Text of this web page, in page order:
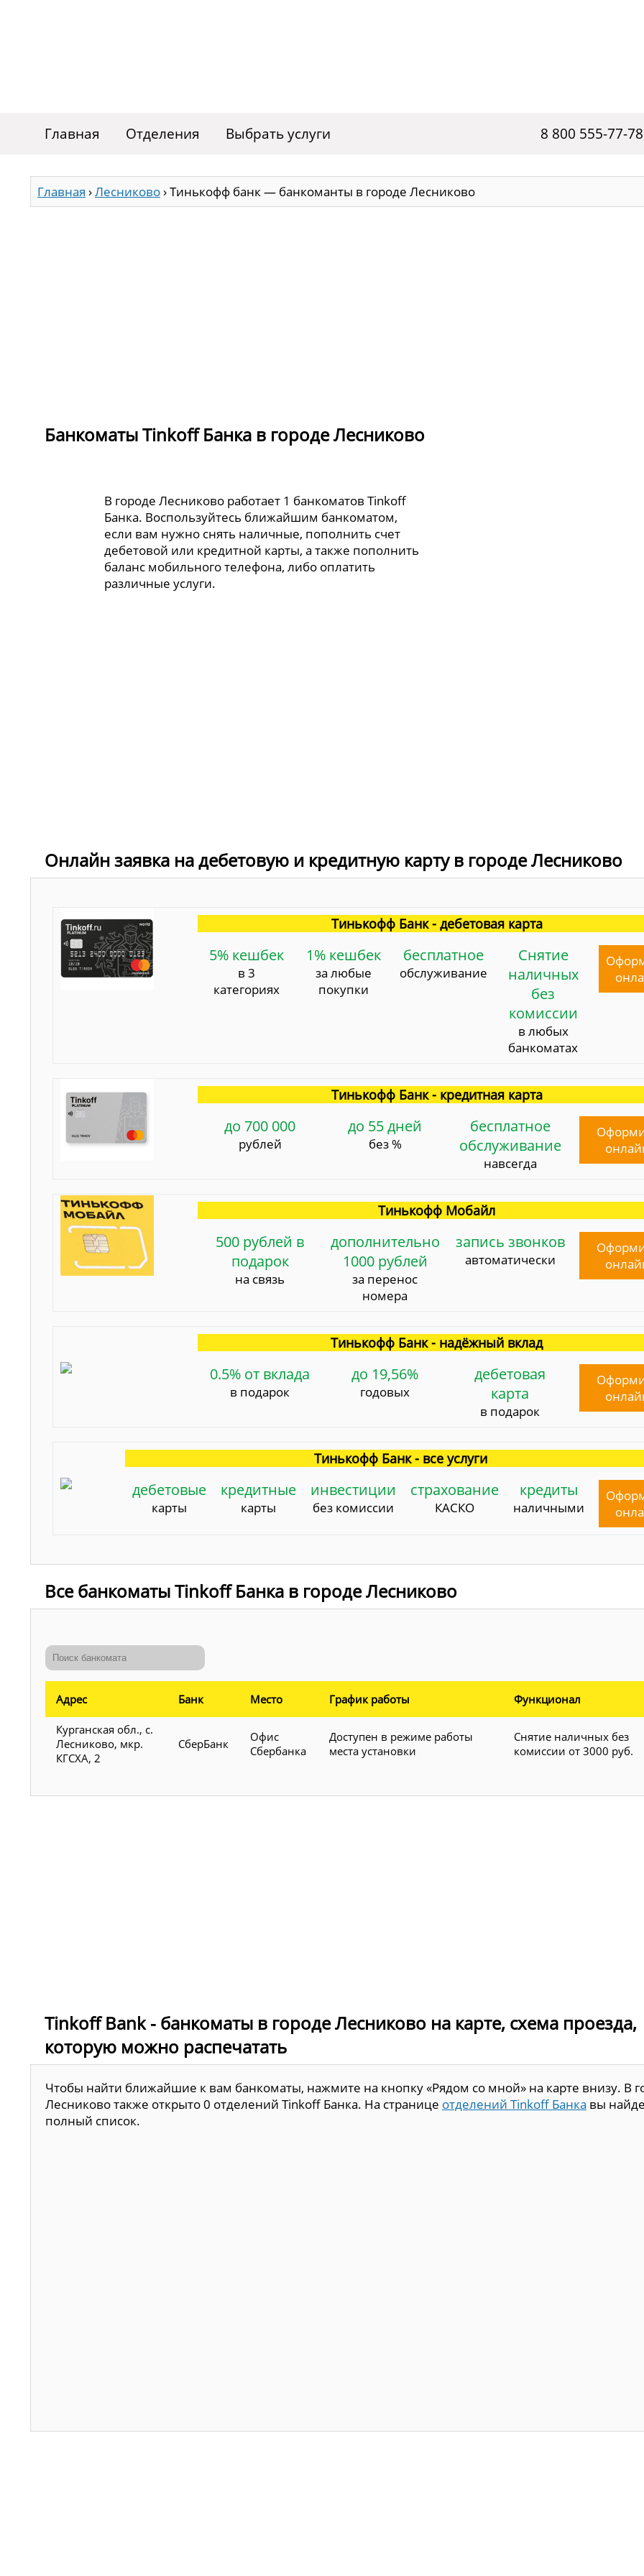
Главная Отделения Выбрать услуги 8 800 555-77-78
Главная ›Лесниково›Тинькофф банк — банкоманты в городе Лесниково
Банкоматы Tinkoff Банка в городе Лесниково
В городе Лесниково работает 1 банкоматов Tinkoff
Банка. Воспользуйтесь ближайшим банкоматом,
если вам нужно снять наличные, пополнить счет
дебетовой или кредитной карты, а также пополнить
баланс мобильного телефона, либо оплатить
различные услуги.
Онлайн заявка на дебетовую и кредитную карту в городе Лесниково
Тинькофф Банк - дебетовая карта
5% кешбек
в 3
категориях
1% кешбек
за любые
покупки
бесплатное
обслуживание
Снятие
наличных
без
комиссии
в любых
банкоматах
Тинькофф Банк - кредитная карта
до 700 000
рублей
до 55 дней
без %
бесплатное
обслуживание
навсегда
Тинькофф Мобайл
500 рублей в
подарок
на связь
дополнительно
1000 рублей
за перенос
номера
запись звонков
автоматически
Тинькофф Банк - надёжный вклад
0.5% от вклада
в подарок
до 19,56%
годовых
дебетовая
карта
в подарок
Тинькофф Банк - все услуги
дебетовые
карты
кредитные
карты
инвестиции
без комиссии
страхование
КАСКО
кредиты
наличными
Все банкоматы Tinkoff Банка в городе Лесниково
Адрес Банк Место График работы Функционал
Курганская обл., с.
Лесниково, мкр.
КГСХА, 2
СберБанк
Офис
Сбербанка
Доступен в режиме работы
места установки
Снятие наличных без
комиссии от 3000 руб.
Tinkoff Bank - банкоматы в городе Лесниково на карте, схема проезда,
которую можно распечатать
Чтобы найти ближайшие к вам банкоматы, нажмите на кнопку «Рядом со мной» на карте внизу. В
Лесниково также открыто 0 отделений Tinkoff Банка. На странице отделений Tinkoff Банка вы
полный список.